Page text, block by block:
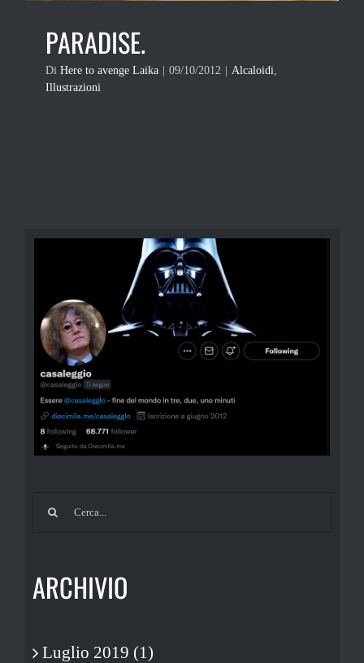
PARADISE.
Di Here to avenge Laika 09/10/2012 Alcaloidi,
Illustrazioni
Cerca
ARCHIVIO
Luglio 2019 (1)